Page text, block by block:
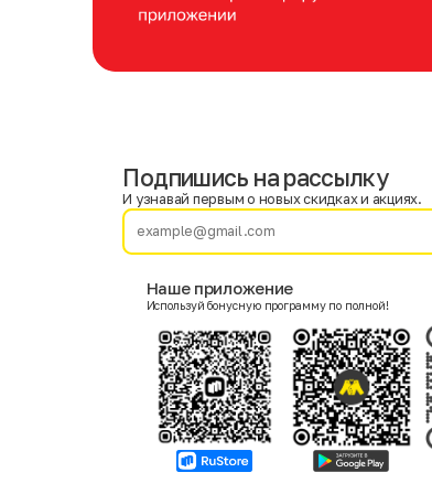
Фамилия
Женский
Согласие на получение чеков по электронной почте
Подпишись на рассылку
И узнавай первым о новых скидках и акциях.
Наше приложение
Используй бонусную программу по полной!